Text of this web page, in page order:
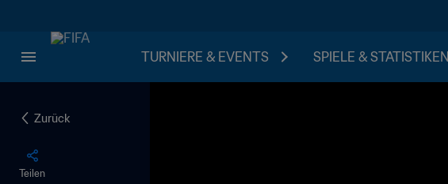
TURNIERE & EVENTS SPIELE & STATISTIKEN
Zurück
Teilen